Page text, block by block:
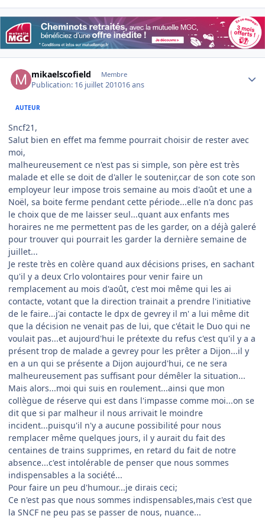
mikaelscofield Membre
Publication: 16 juillet 201016 ans
AUTEUR
Sncf21,
Salut bien en effet ma femme pourrait choisir de rester avec
moi,
malheureusement ce n'est pas si simple, son père est très
malade et elle se doit de d'aller le soutenir,car de son cote son
employeur leur impose trois semaine au mois d'août et une a
Noël, sa boite ferme pendant cette période...elle n'a donc pas
le choix que de me laisser seul...quant aux enfants mes
horaires ne me permettent pas de les garder, on a déjà galeré
pour trouver qui pourrait les garder la dernière semaine de
juillet...
Je reste très en colère quand aux décisions prises, en sachant
qu'il y a deux Crlo volontaires pour venir faire un
remplacement au mois d'août, c'est moi même qui les ai
contacte, votant que la direction trainait a prendre l'initiative
de le faire...j'ai contacte le dpx de gevrey il m' a lui même dit
que la décision ne venait pas de lui, que c'était le Duo qui ne
voulait pas...et aujourd'hui le prétexte du refus c'est qu'il y a a
présent trop de malade a gevrey pour les prêter a Dijon...il y
en a un qui se présente a Dijon aujourd'hui, ce ne sera
malheureusement pas suffisant pour démêler la situation...
Mais alors...moi qui suis en roulement...ainsi que mon
collègue de réserve qui est dans l'impasse comme moi...on se
dit que si par malheur il nous arrivait le moindre
incident...puisqu'il n'y a aucune possibilité pour nous
remplacer même quelques jours, il y aurait du fait des
centaines de trains supprimes, en retard du fait de notre
absence...c'est intolérable de penser que nous sommes
indispensables a la société...
Pour faire un peu d'humour...je dirais ceci;
Ce n'est pas que nous sommes indispensables,mais c'est que
la SNCF ne peu pas se passer de nous, nuance...